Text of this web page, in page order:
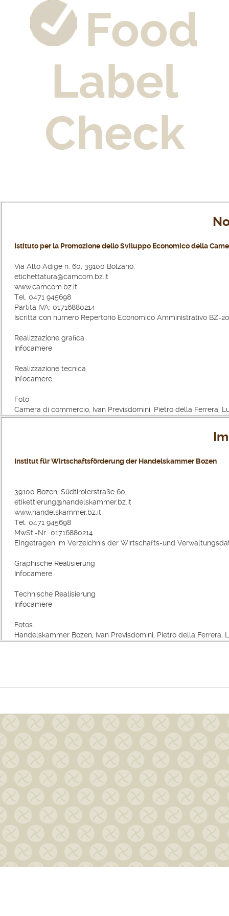
Food
Label
Check
Istituto per la Promozione dello Sviluppo Economico della
Via Alto Adige n. 60, 39100 Bolzano,
etichettatura@camcom.bz.it
www.camcom.bz.it
Tel. 0471 945698
Partita IVA: 01716880214
Iscritta con numero Repertorio Economico Amministrativo BZ-
Realizzazione grafica
Infocamere
Realizzazione tecnica
Infocamere
Foto
Camera di commercio, Ivan Previsdomini, Pietro della Ferrera,
Institut für Wirtschaftsförderung der Handelskammer Bozen
39100 Bozen, Südtirolerstraße 60,
etikettierung@handelskammer.bz.it
www.handelskammer.bz.it
Tel. 0471 945698
MwSt.-Nr.: 01716880214
Eingetragen im Verzeichnis der Wirtschafts-und
Graphische Realisierung
Infocamere
Technische Realisierung
Infocamere
Fotos
Handelskammer Bozen, Ivan Previsdomini, Pietro della Ferrera,